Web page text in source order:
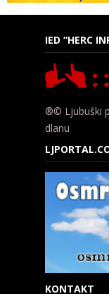
IED “HERC
®© Ljubuški
dlanu
KONTAKT